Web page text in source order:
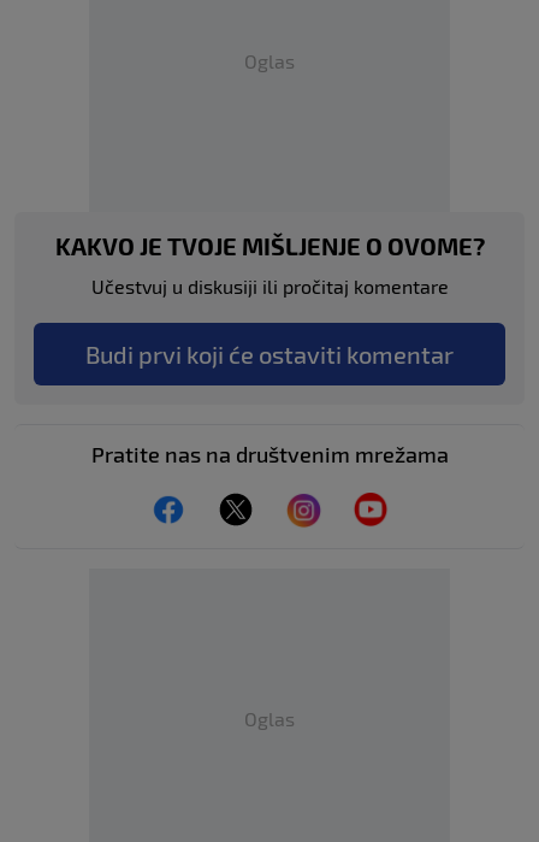
Oglas
KAKVO JE TVOJE MIŠLJENJE O OVOME?
Učestvuj u diskusiji ili pročitaj komentare
Budi prvi koji će ostaviti komentar
Pratite nas na društvenim mrežama
Oglas